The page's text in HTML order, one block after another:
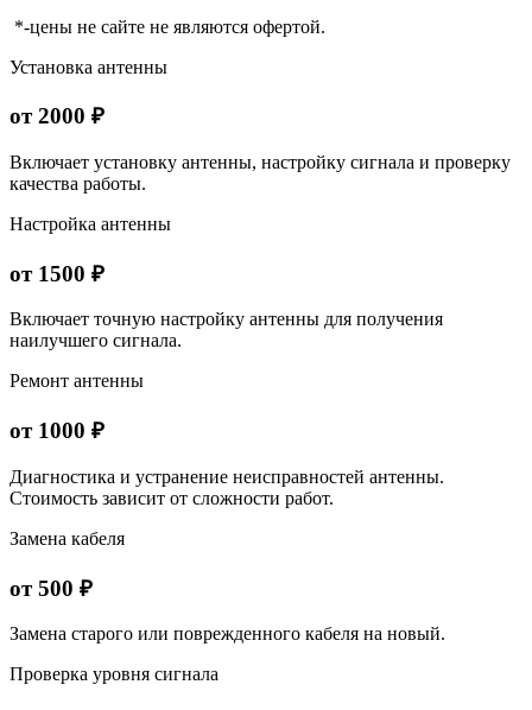
*-цены не сайте не являются офертой.
Установка антенны
от 2000 ₽
Включает установку антенны, настройку сигнала и проверку
качества работы.
Настройка антенны
от 1500 ₽
Включает точную настройку антенны для получения
наилучшего сигнала.
Ремонт антенны
от 1000 ₽
Диагностика и устранение неисправностей антенны.
Стоимость зависит от сложности работ.
Замена кабеля
от 500 ₽
Замена старого или поврежденного кабеля на новый.
Проверка уровня сигнала